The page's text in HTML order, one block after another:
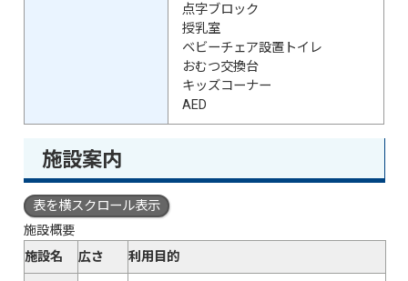
点字ブロック
授乳室
ベビーチェア設置トイレ
おむつ交換台
キッズコーナー
AED
施設案内
表を横スクロール表示
施設概要
施設名
広さ 利用目的